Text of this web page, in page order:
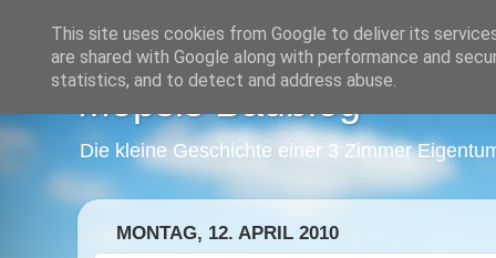
Mopsis Baublog
Die kleine Geschichte einer 3 Zimmer
MONTAG, 12. APRIL 2010
This site uses cookies from Google to deliver its
are shared with Google along with performance and
statistics, and to detect and address abuse.